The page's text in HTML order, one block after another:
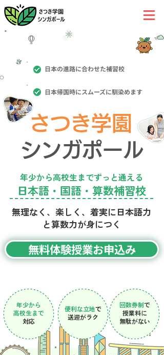
日本の進路に合わせた補習校
日本帰国時にスムーズに馴染めます
さつき学園
年少から高校生までずっと通える
日本語・国語・算数補習校
無理なく、楽しく、着実に日本語力
と算数力が身につく
無料体験授業お申込み
年少から
高校生まで
対応
便利な立地で
​送迎がラク
回数券制で
授業料に
​無駄がない
シンガポール